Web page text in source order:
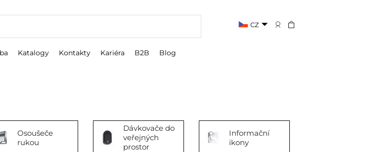
Katalogy Kontakty Kariéra B2B Blog
CZ
Osoušeče
rukou
Dávkovače do
veřejných
prostor
Informační
ikony